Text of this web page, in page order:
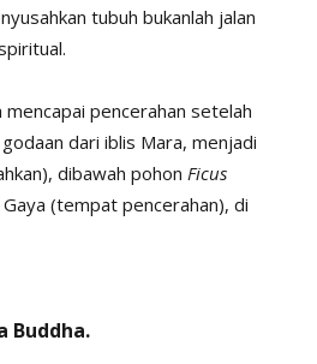
tubuh bukanlah jalan
mencapai pencerahan setelah
dari iblis Mara, menjadi
dibawah pohonFicus
(tempat pencerahan), di
Buddha.